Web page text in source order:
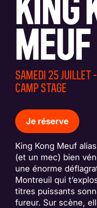
KING
MEUF
SAMEDI 25 JUILLET
CAMP STAGE
Je réserve
King Kong Meuf
(et un mec) bien
une énorme
Montreuil qui
titres puissants
fureur. Sur scène,